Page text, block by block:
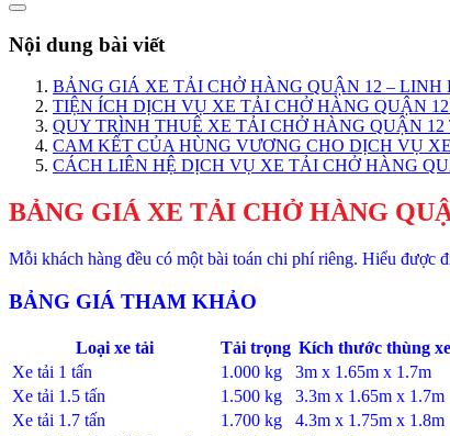
Nội dung bài viết
BẢNG GIÁ XE TẢI CHỞ HÀNG QUẬN 12 –
TIỆN ÍCH DỊCH VỤ XE TẢI CHỞ HÀNG QUẬN
QUY TRÌNH THUÊ XE TẢI CHỞ HÀNG QUẬN
CAM KẾT CỦA HÙNG VƯƠNG CHO DỊCH VỤ
CÁCH LIÊN HỆ DỊCH VỤ XE TẢI CHỞ HÀNG
BẢNG GIÁ XE TẢI CHỞ HÀNG
Mỗi khách hàng đều có một bài toán chi phí riêng. Hiểu được
BẢNG GIÁ THAM KHẢO
Loại xe tải Tải trọng Kích thước thùng xe
Xe tải 1 tấn
1.000 kg 3m x 1.65m x 1.7m
Xe tải 1.5 tấn
1.500 kg 3.3m x 1.65m x 1.7m
Xe tải 1.7 tấn
1.700 kg 4.3m x 1.75m x 1.8m